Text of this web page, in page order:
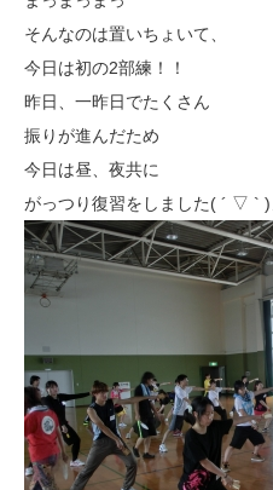
そんなのは置いちょいて、
今日は初の2部練！！
昨日、一昨日でたくさん
振りが進んだため
今日は昼、夜共に
がっつり復習をしました( ´ ▽ ` )